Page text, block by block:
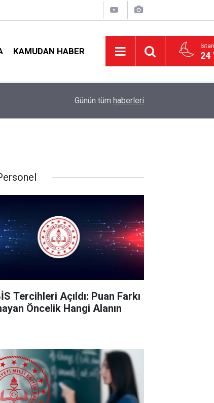
KAMUDAN HABER 24
Tavan Yaptı!
Günün tüm haberleri
Tercihleri Açıldı: Puan Farkı
Öncelik Hangi Alanın